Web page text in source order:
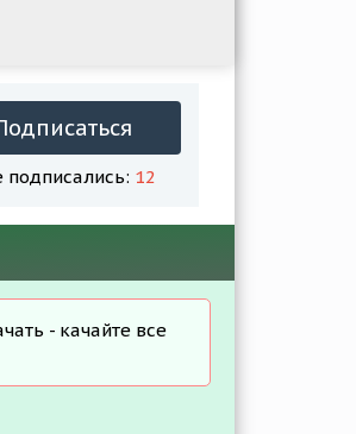
подписались: 12
- качайте все